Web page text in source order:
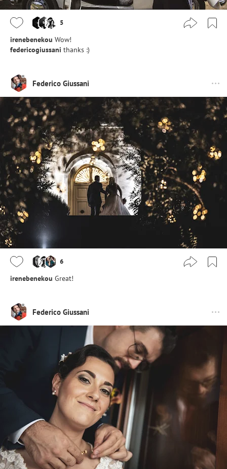
5
irenebenekou Wow!
federicogiussani thanks :)
Federico Giussani
6
irenebenekou Great!
Federico Giussani